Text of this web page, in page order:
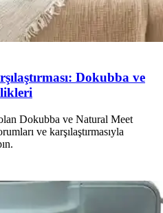
Dokubba ve
Dokubba ve Natural Meet
ve karşılaştırmasıyla